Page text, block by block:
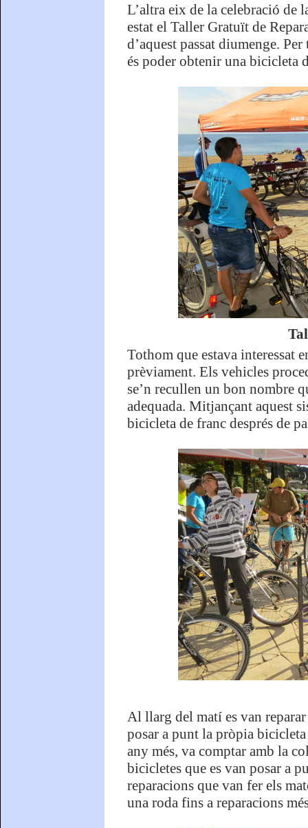
L’altra eix de la celebració de
estat el Taller Gratuït de
d’aquest passat diumenge.
és poder obtenir una bicicleta
Tothom que estava interessat
prèviament. Els vehicles
se’n recullen un bon nombre
adequada. Mitjançant aquest
bicicleta de franc després de
Al llarg del matí es van
posar a punt la pròpia
any més, va comptar amb la
bicicletes que es van posar a
reparacions que van fer els
una roda fins a reparacions